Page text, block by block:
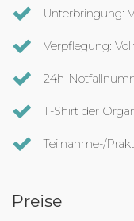
Unterbringung:
Verpflegung:
24h-
T-Shirt der
Teilnahme-/
Preise